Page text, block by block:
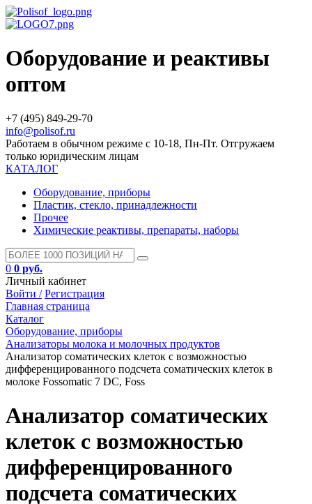
Оборудование и реактивы
оптом
+7 (495) 849-29-70
info@polisof.ru
Работаем в обычном режиме с 10-18, Пн-Пт. Отгружаем
только юридическим лицам
КАТАЛОГ
Оборудование, приборы
Пластик, стекло, принадлежности
Прочее
Химические реактивы, препараты, наборы
0 0 руб.
Личный кабинет
Войти / Регистрация
Главная страница
Каталог
Оборудование, приборы
Анализаторы молока и молочных продуктов
Анализатор соматических клеток с возможностью
дифференцированного подсчета соматических клеток в
молоке Fossomatic 7 DC, Foss
Анализатор соматических
клеток с возможностью
дифференцированного
подсчета соматических